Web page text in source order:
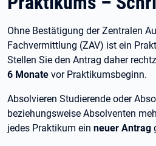
Ohne Bestätigung der Zentralen
Fachvermittlung (ZAV) ist ein
Stellen Sie den Antrag daher
6 Monate vor Praktikumsbeginn.
Absolvieren Studierende oder
beziehungsweise Absolventen
jedes Praktikum ein neuer Antrag